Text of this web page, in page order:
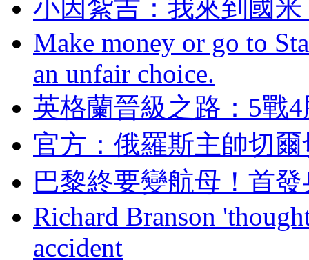
小因紮吉：我來到
Make money or go to
an unfair choice.
英格蘭晉級之路：5
官方：俄羅斯主帥
巴黎終要變航母！首
Richard Branson
accident